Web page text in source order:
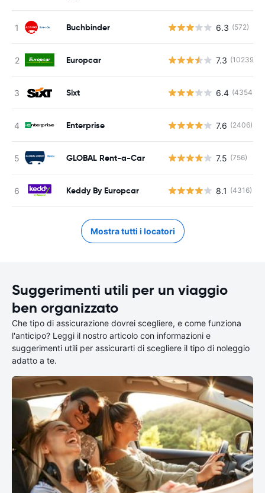
Buchbinder 6.3 (572)
Europcar 7.3 (10239)
Sixt 6.4 (4354)
Enterprise 7.6 (2406)
GLOBAL Rent-a-Car 7.5 (756)
Keddy By Europcar 8.1 (4316)
Mostra tutti i locatori
Suggerimenti utili per un viaggio
ben organizzato
Che tipo di assicurazione dovrei scegliere, e come funziona
l'anticipo? Leggi il nostro articolo con informazioni e
suggerimenti utili per assicurarti di scegliere il tipo di noleggio
adatto a te.